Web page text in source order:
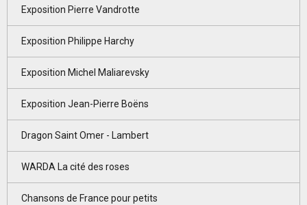
Exposition Pierre Vandrotte
Exposition Philippe Harchy
Exposition Michel Maliarevsky
Exposition Jean-Pierre Boëns
Dragon Saint Omer - Lambert
WARDA La cité des roses
Chansons de France pour petits